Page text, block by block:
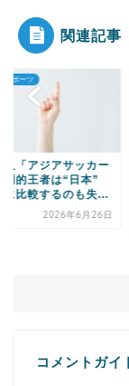
Powered by
関連記事
スポーツ
人「日本の大谷翔平
況をご覧くださ
・・」→「クレイジ
コメントガイ